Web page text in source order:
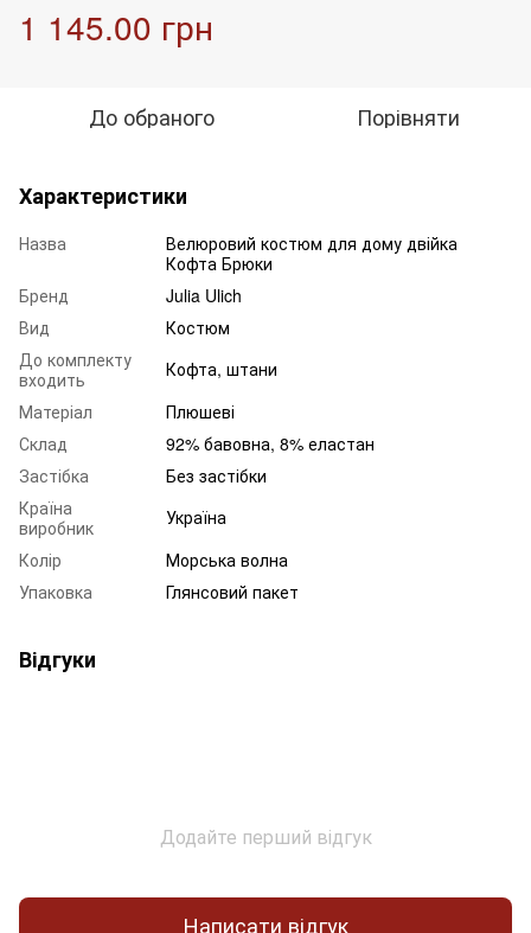
1 145.00 грн
До обраного Порівняти
Характеристики
Назва
Велюровий костюм для дому двійка
Кофта Брюки
Бренд
Julia Ulich
Вид
Костюм
До комплекту
входить
Кофта, штани
Матеріал
Плюшеві
Склад
92% бавовна, 8% еластан
Застібка
Без застібки
Країна
виробник
Україна
Колір
Морська волна
Упаковка
Глянсовий пакет
Відгуки
Додайте перший відгук
Написати відгук